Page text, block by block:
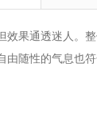
果通透迷人。
随性的气息也符